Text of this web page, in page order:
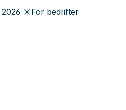
2026 ☀️For bedrifter